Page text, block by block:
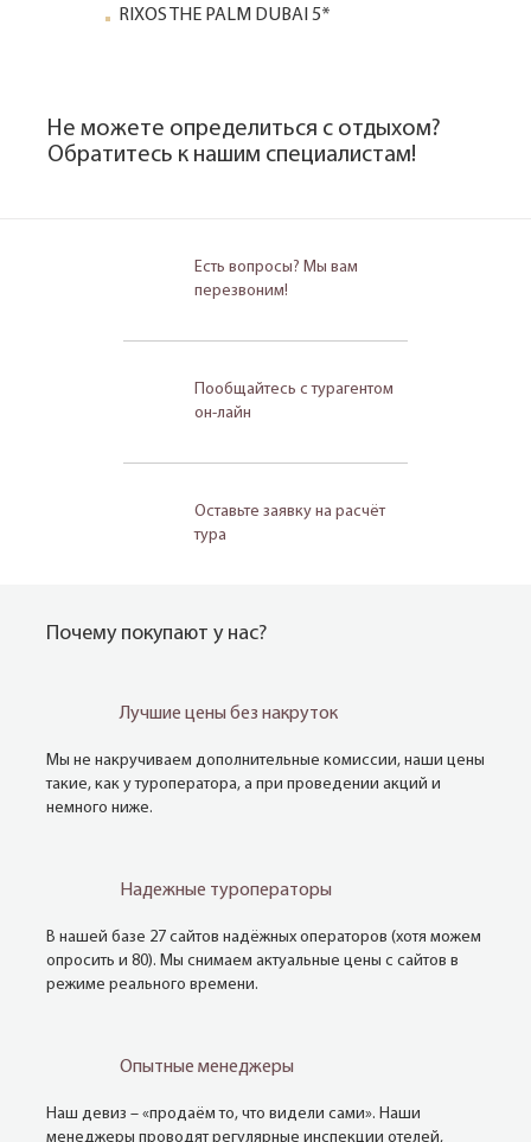
RIXOS THE PALM DUBAI 5*
Не можете определиться с отдыхом?
Обратитесь к нашим специалистам!
Есть вопросы? Мы вам
перезвоним!
Пообщайтесь с турагентом
он-лайн
Оставьте заявку на расчёт
тура
Почему покупают у нас?
Лучшие цены без накруток
Мы не накручиваем дополнительные комиссии, наши цены
такие, как у туроператора, а при проведении акций и
немного ниже.
Надежные туроператоры
В нашей базе 27 сайтов надёжных операторов (хотя можем
опросить и 80). Мы снимаем актуальные цены с сайтов в
режиме реального времени.
Опытные менеджеры
Наш девиз – «продаём то, что видели сами». Наши
менеджеры проводят регулярные инспекции отелей,